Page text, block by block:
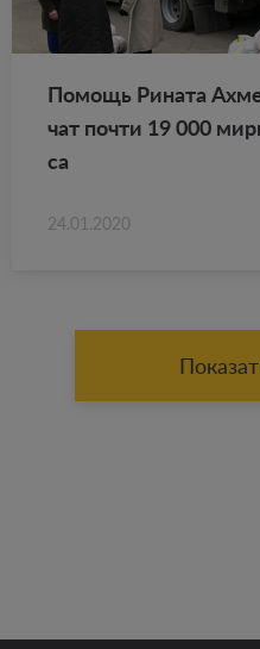
По­мощь Ри­на­та
чат почти 19 000
са
24.01.2020